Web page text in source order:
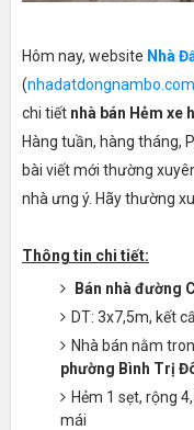
Hôm nay, website Nhà
(nhadatdongnambo.com
chi tiết nhà bán Hẻm xe
Hàng tuần, hàng tháng,
bài viết mới thường
nhà ưng ý. Hãy thường
Thông tin chi tiết:
Bán nhà đường
DT: 3x7,5m, kết
Nhà bán nằm
phường Bình Trị
Hẻm 1 sẹt, rộng
mái